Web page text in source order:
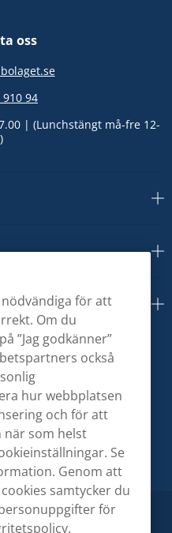
oss
910 94
| (Lunchstängt må-fre 12-
för att
Om du
”Jag godkänner”
också
hur webbplatsen
och för att
när som helst
Se
Genom att
samtycker du
för